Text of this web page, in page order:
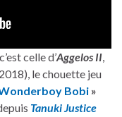
celle d’Aggelos II,
le chouette jeu
Bobi »
Tanuki Justice